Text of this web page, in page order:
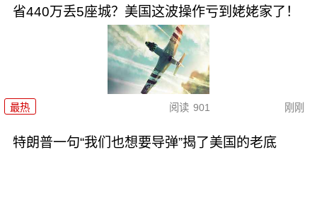
省440万丢5座城？美国这波操作亏到姥姥家了！
最热 阅读 901 刚刚
特朗普一句“我们也想要导弹”揭了美国的老底